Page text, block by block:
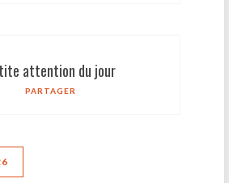
attention du jour
PARTAGER